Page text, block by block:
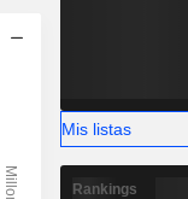
Mis listas
Rankings